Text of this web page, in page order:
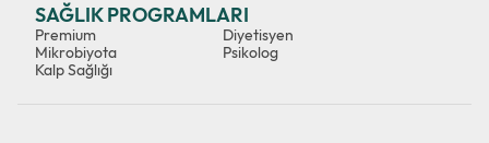
SAĞLIK PROGRAMLARI
Premium
Mikrobiyota
Kalp Sağlığı
Diyetisyen
Psikolog